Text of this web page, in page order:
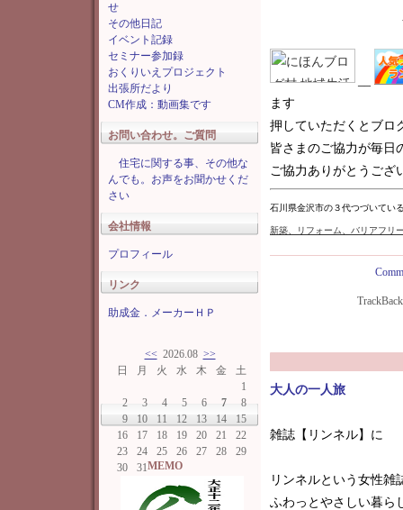
せ
その他日記
イベント記録
セミナー参加録
おくりいえプロジェクト
出張所だより
CM作成：動画集です
お問い合わせ。ご質問
住宅に関する事、その他な
んでも。お声をお聞かせくだ
さい
会社情報
プロフィール
リンク
助成金．メーカーＨＰ
<< 2026.08 >>
日
2
9
16
23
30
月
3
10
17
24
31
火
4
11
18
25
水
5
12
19
26
木
6
13
20
27
金
7
14
21
28
土
1
8
15
22
29
MEMO
ます
押していただくとブロ
皆さまのご協力が毎日
ご協力ありがとうござ
石川県金沢市の３代つづいてい
新築 、リフォーム、バリアフリ
大人の一人旅
雑誌【リンネル】に
リンネルという女性
ふわっとやさしい暮ら